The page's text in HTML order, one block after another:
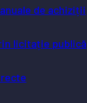
de achiziții
licitație publică